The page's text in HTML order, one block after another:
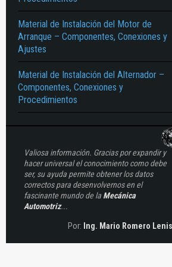
Material de Instalación del Motor de
Arranque – Componentes, Conexiones y
Ajustes
Material de Instalación del Alternador –
Componentes, Conexiones y
Procedimientos
Valiosa información. Gracias por expandir y
hacer universal el conocimiento como debe
ser, su ayuda permite obtener los datos
correctos para desenvolvernos en el
fascinante mundo de la Mecánica
Automotriz...
Por: Ing. Mario Romero Lenis